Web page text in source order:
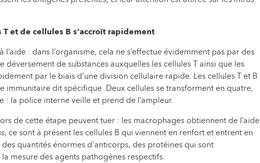
et de cellules B s‘accroît rapidement
l’aide : dans l’organisme, cela ne s’effectue évidemment pas par des
déversement de substances auxquelles les cellules T ainsi que les
par le biais d’une division cellulaire rapide. Les cellules T et B
immunitaire dit spécifique. Deux cellules se transforment en quatre,
: la police interne veille et prend de l’ampleur.
de cette étape peuvent tuer : les macrophages obtiennent de l’aide
ce sont à présent les cellules B qui viennent en renfort et entrent en
quantités énormes d'anticorps, des protéines qui sont
mesure des agents pathogènes respectifs.